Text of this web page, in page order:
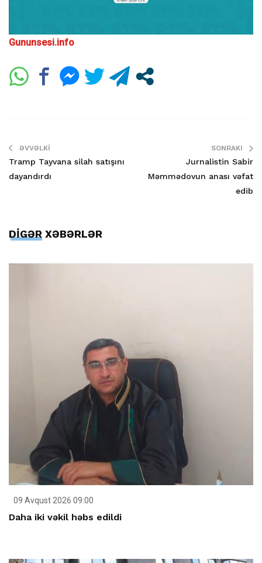
Gununsesi.info
ƏVVƏLKI
Tramp Tayvana silah satışını
dayandırdı
SONRAKI
Jurnalistin Sabir
Məmmədovun anası vəfat
edib
DİGƏR XƏBƏRLƏR
09 Avqust 2026 09:00
Daha iki vəkil həbs edildi